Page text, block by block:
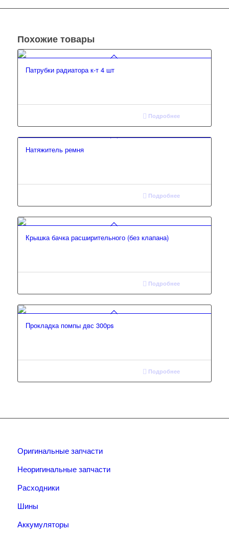
Похожие товары
Патрубки радиатора к-т 4 шт
Подробнее
Натяжитель ремня
Подробнее
Крышка бачка расширительного (без клапана)
Подробнее
Прокладка помпы двс 300ps
Подробнее
Оригинальные запчасти
Неоригинальные запчасти
Расходники
Шины
Аккумуляторы